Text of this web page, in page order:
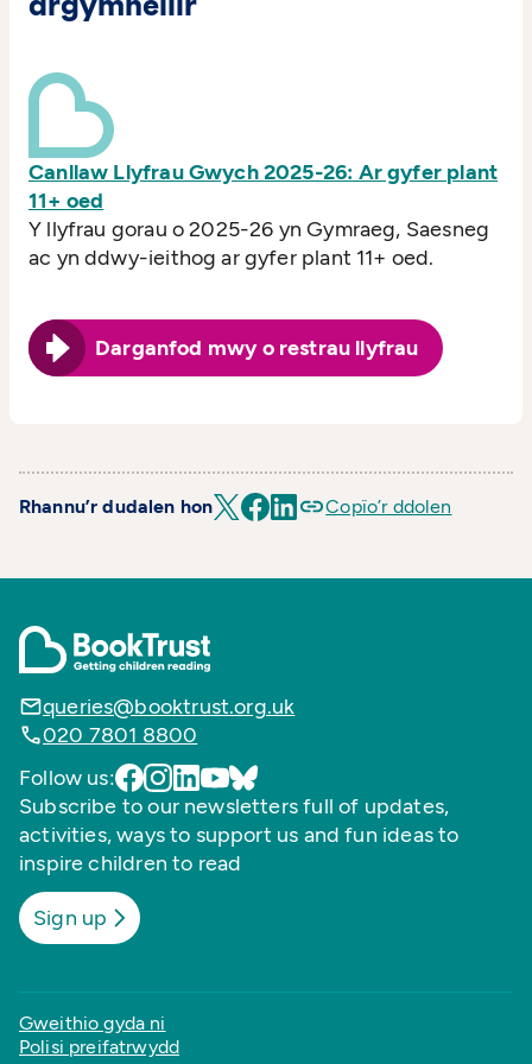
Canllaw Llyfrau Gwych 2025-26: Ar gyfer plant
11+ oed
Y llyfrau gorau o 2025-26 yn Gymraeg, Saesneg
ac yn ddwy-ieithog ar gyfer plant 11+ oed.
Darganfod mwy o restrau llyfrau
Rhannu’r dudalen hon Copïo’r ddolen
queries@booktrust.org.uk
020 7801 8800
Follow us:
Subscribe to our newsletters full of updates,
activities, ways to support us and fun ideas to
inspire children to read
Sign up
Gweithio gyda ni
Polisi preifatrwydd